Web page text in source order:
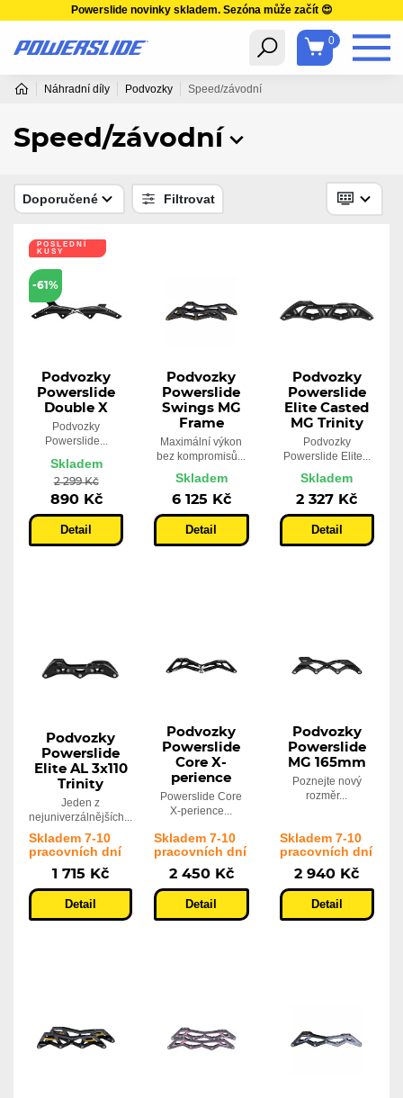
Powerslide novinky skladem. Sezóna může začít 😍
0
Náhradní díly Podvozky Speed/závodní
Speed/závodní
Doporučené Filtrovat
POSLEDNÍ
KUSY
-61%
Podvozky
Powerslide
Double X
Podvozky
Powerslide...
Skladem
2 299 Kč
890 Kč
Detail
Podvozky
Powerslide
Swings MG
Frame
Maximální výkon
bez kompromisů...
Skladem
6 125 Kč
Detail
Podvozky
Powerslide
Elite Casted
MG Trinity
Podvozky
Powerslide Elite...
Skladem
2 327 Kč
Detail
Podvozky
Powerslide
Elite AL 3x110
Trinity
Jeden z
nejuniverzálnějších...
Skladem 7-10
pracovních dní
1 715 Kč
Detail
Podvozky
Powerslide
Core X-
perience
Powerslide Core
X-perience...
Skladem 7-10
pracovních dní
2 450 Kč
Detail
Podvozky
Powerslide
MG 165mm
Poznejte nový
rozměr...
Skladem 7-10
pracovních dní
2 940 Kč
Detail